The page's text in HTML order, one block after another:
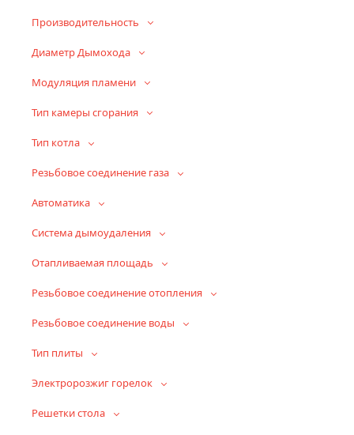
Производительность
Диаметр Дымохода
Модуляция пламени
Тип камеры сгорания
Тип котла
Резьбовое соединение газа
Автоматика
Система дымоудаления
Отапливаемая площадь
Резьбовое соединение отопления
Резьбовое соединение воды
Тип плиты
Электророзжиг горелок
Решетки стола